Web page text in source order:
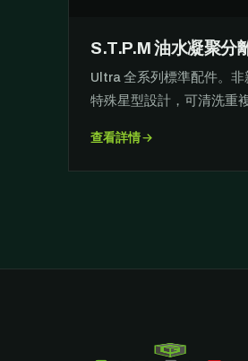
S.T.P.M 油水凝聚分
Ultra 全系列標準配件。非
特殊星型設計，可清洗重
查看詳情